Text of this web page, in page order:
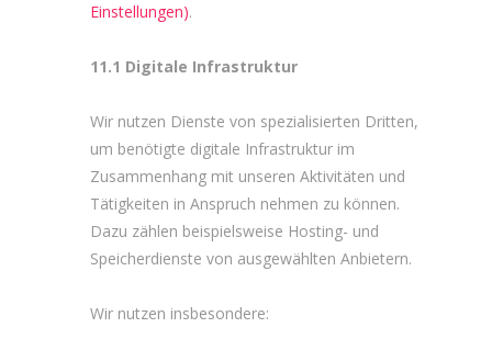
Einstellungen).
11.1 Digitale Infrastruktur
Wir nutzen Dienste von spezialisierten Dritten,
um benötigte digitale Infrastruktur im
Zusammenhang mit unseren Aktivitäten und
Tätigkeiten in Anspruch nehmen zu können.
Dazu zählen beispielsweise Hosting- und
Speicherdienste von ausgewählten Anbietern.
Wir nutzen insbesondere: